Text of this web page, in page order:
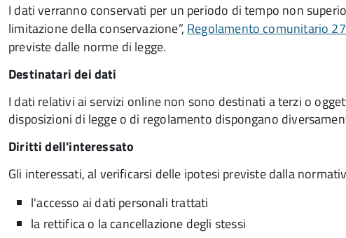
I dati verranno conservati per un periodo di tempo non
limitazione della conservazione”, Regolamento comunitario
previste dalle norme di legge.
Destinatari dei dati
I dati relativi ai servizi online non sono destinati a terzi o
disposizioni di legge o di regolamento dispongano
Diritti dell'interessato
Gli interessati, al verificarsi delle ipotesi previste dalla
l'accesso ai dati personali trattati
la rettifica o la cancellazione degli stessi